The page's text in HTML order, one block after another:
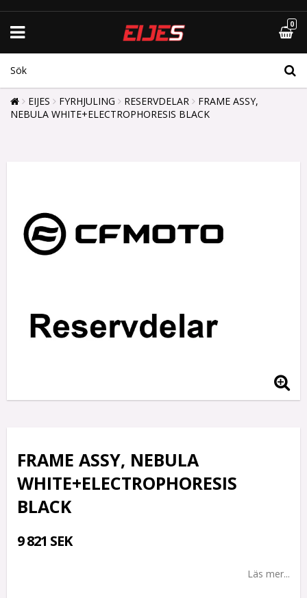
0
EIJES FYRHJULING RESERVDELAR
FRAME ASSY,
NEBULA WHITE+ELECTROPHORESIS BLACK
FRAME ASSY, NEBULA
WHITE+ELECTROPHORESIS
BLACK
9 821 SEK
Läs mer...